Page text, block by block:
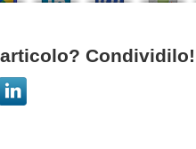
Condividilo!